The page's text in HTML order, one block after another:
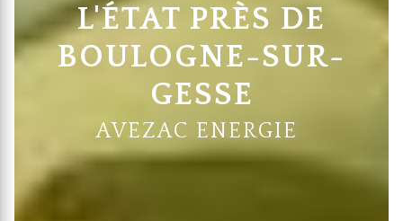
L'ÉTAT PRÈS DE
BOULOGNE-SUR-
GESSE
AVEZAC ENERGIE